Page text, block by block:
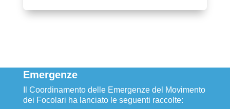
Emergenze
Il Coordinamento delle Emergenze del Movimento
dei Focolari ha lanciato le seguenti raccolte: